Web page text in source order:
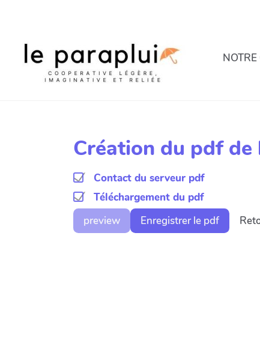
Création du pdf de
Contact du serveur pdf
Téléchargement du pdf
preview
Enregistrer le pdf